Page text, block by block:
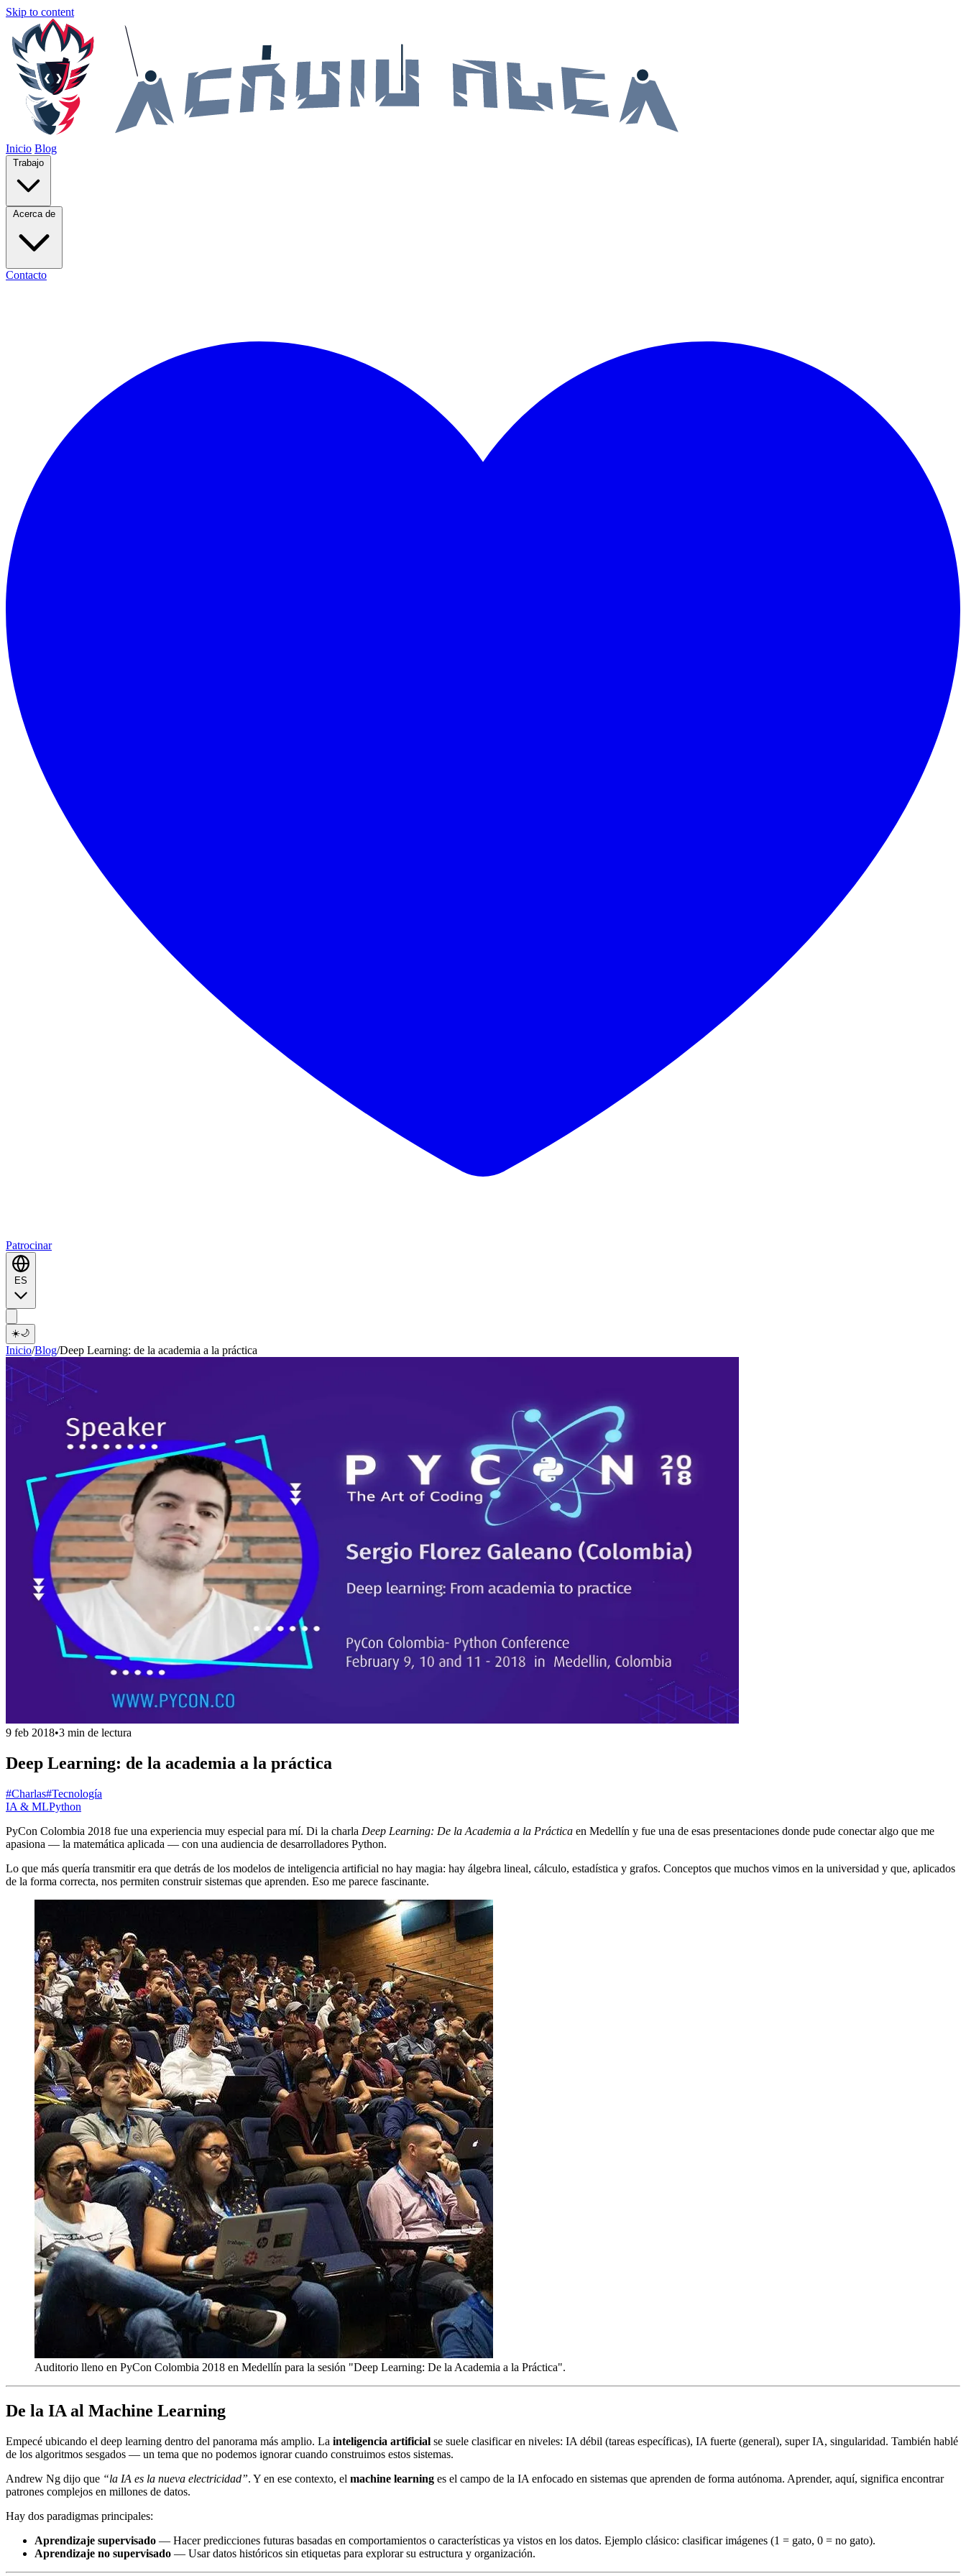
Skip to content
Inicio Blog
Contacto
Patrocinar
☀️🌙
Inicio/Blog/Deep Learning: de la academia a la práctica
9 feb 2018•3 min de lectura
Deep Learning: de la academia a la práctica
#Charlas#Tecnología
IA & MLPython
PyCon Colombia 2018 fue una experiencia muy especial para mí. Di la charla Deep Learning: De la Academia a la Práctica en Medellín y fue una de esas presentaciones donde pude conectar algo que me
apasiona — la matemática aplicada — con una audiencia de desarrolladores Python.
Lo que más quería transmitir era que detrás de los modelos de inteligencia artificial no hay magia: hay álgebra lineal, cálculo, estadística y grafos. Conceptos que muchos vimos en la universidad y que, aplicados
de la forma correcta, nos permiten construir sistemas que aprenden. Eso me parece fascinante.
Auditorio lleno en PyCon Colombia 2018 en Medellín para la sesión "Deep Learning: De la Academia a la Práctica".
De la IA al Machine Learning
Empecé ubicando el deep learning dentro del panorama más amplio. La inteligencia artificial se suele clasificar en niveles: IA débil (tareas específicas), IA fuerte (general), super IA, singularidad. También hablé
de los algoritmos sesgados — un tema que no podemos ignorar cuando construimos estos sistemas.
Andrew Ng dijo que “la IA es la nueva electricidad”. Y en ese contexto, el machine learning es el campo de la IA enfocado en sistemas que aprenden de forma autónoma. Aprender, aquí, significa encontrar
patrones complejos en millones de datos.
Hay dos paradigmas principales:
Aprendizaje supervisado — Hacer predicciones futuras basadas en comportamientos o características ya vistos en los datos. Ejemplo clásico: clasificar imágenes (1 = gato, 0 = no gato).
Aprendizaje no supervisado — Usar datos históricos sin etiquetas para explorar su estructura y organización.